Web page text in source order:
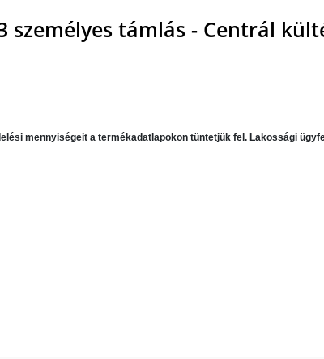
támlás - Centrál
mennyiségeit a termékadatlapokon tüntetjük fel. Lakossági